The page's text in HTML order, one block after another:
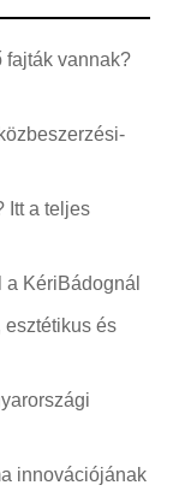
fajták vannak?
Itt a teljes
KériBádognál
esztétikus és
innovációjának